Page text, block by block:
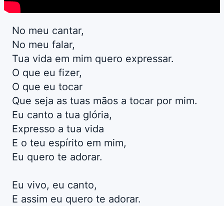
No meu cantar,
No meu falar,
Tua vida em mim quero expressar.
O que eu fizer,
O que eu tocar
Que seja as tuas mãos a tocar por mim.
Eu canto a tua glória,
Expresso a tua vida
E o teu espírito em mim,
Eu quero te adorar.
Eu vivo, eu canto,
E assim eu quero te adorar.